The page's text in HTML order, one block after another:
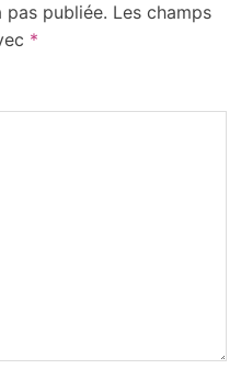
pas publiée. Les champs
*